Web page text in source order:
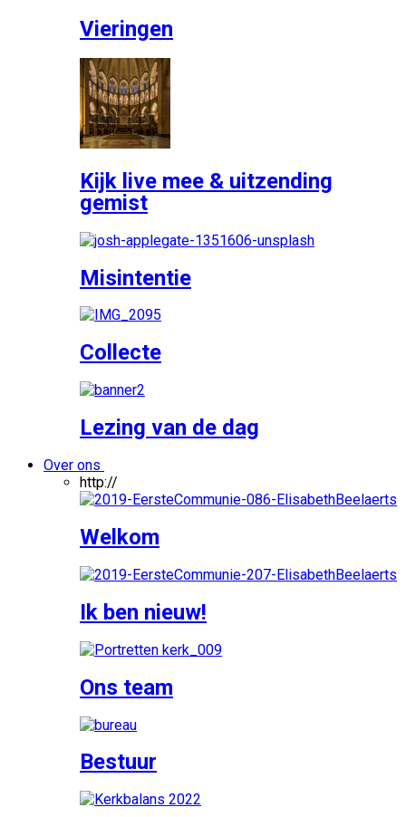
Vieringen
Kijk live mee & uitzending
gemist
Misintentie
Collecte
Lezing van de dag
Over ons
http://
Welkom
Ik ben nieuw!
Ons team
Bestuur